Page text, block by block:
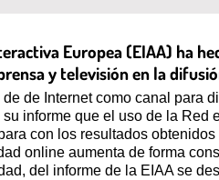
Europea (EIAA) ha
y televisión en la
de Internet como canal para
informe que el uso de la
con los resultados
online aumenta de forma
del informe de la EIAA se